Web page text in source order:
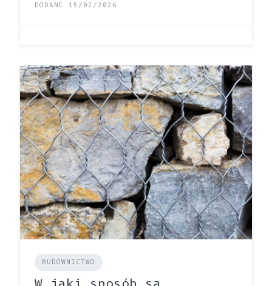
DODANE 15/02/2026
BUDOWNICTWO